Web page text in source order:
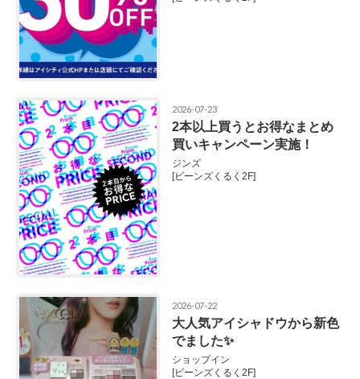
2026-07-23
2本以上買うとお得なまとめ
買いキャンペーン実施！
ジンズ
[ビーンズくるく2F]
2026-07-22
大人気アイシャドウから新色
でました✨
ショップイン
[ビーンズくるく2F]